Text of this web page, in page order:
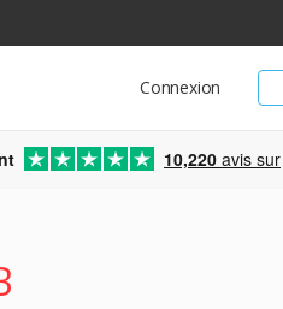
Connexion
10,220 avis sur